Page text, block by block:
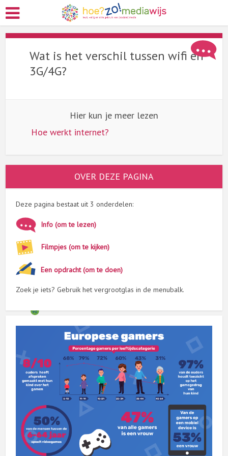
Wat is het verschil tussen wifi en
3G/4G?
Hier kun je meer lezen
Hoe werkt internet?
OVER DEZE PAGINA
Deze pagina bestaat uit 3 onderdelen:
Info (om te lezen)
Filmpjes (om te kijken)
Een opdracht (om te doen)
Zoek je iets? Gebruik het vergrootglas in de menubalk.